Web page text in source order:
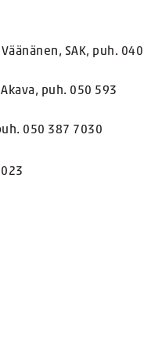
SAK, puh. 040
puh. 050 593
050 387 7030